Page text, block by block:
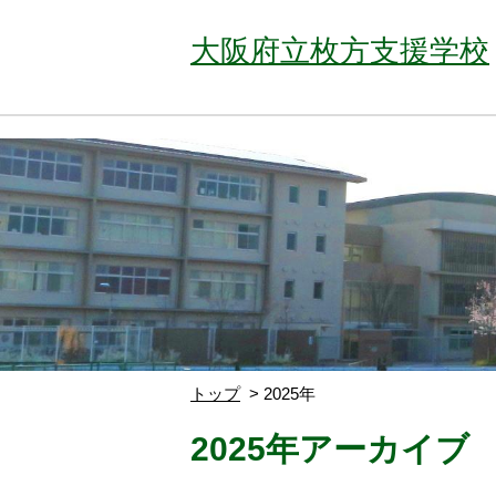
大阪府立枚方支援学校
トップ 2025年
2025年アーカイブ